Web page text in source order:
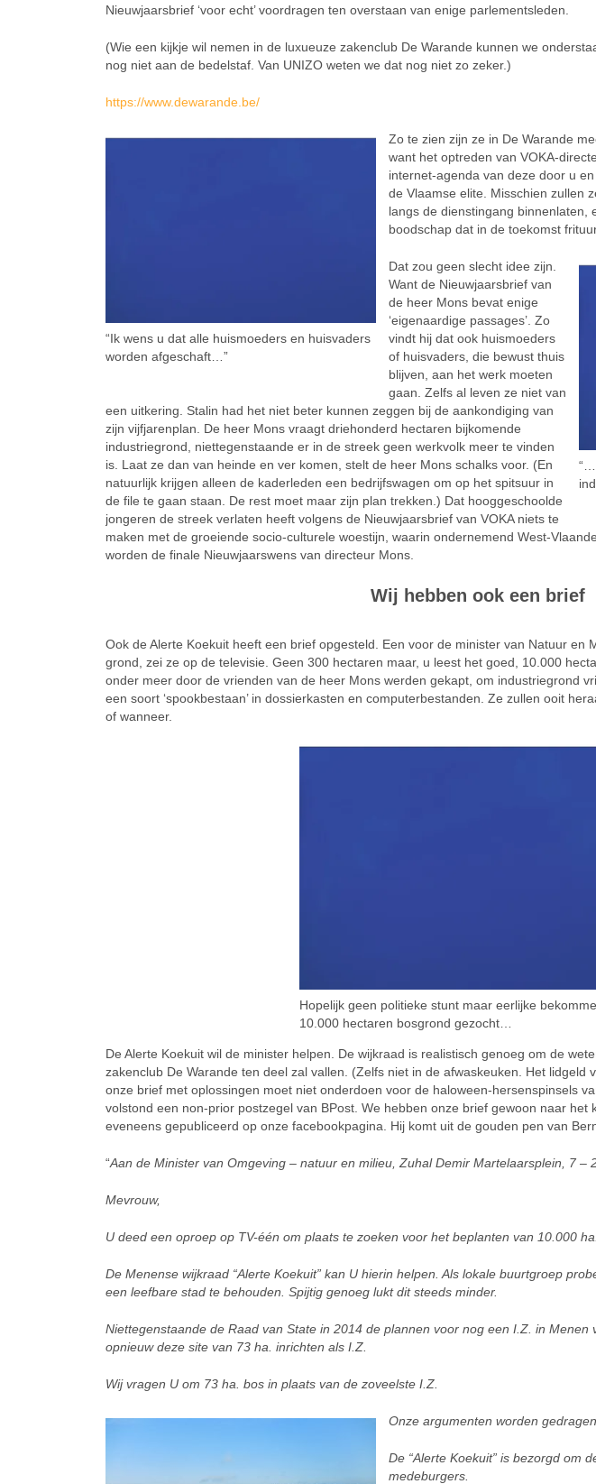
Nieuwjaarsbrief ‘voor echt’ voordragen ten overstaan van enige parlementsleden.
(Wie een kijkje wil nemen in de luxueuze zakenclub De Warande kunnen we
nog niet aan de bedelstaf. Van UNIZO weten we dat nog niet zo zeker.)
https://www.dewarande.be/
“Ik wens u dat alle huismoeders en huisvaders
worden afgeschaft…”
Zo te zien zijn ze in De Warande
want het optreden van VOKA-
internet-agenda van deze door u
de Vlaamse elite. Misschien zullen
langs de dienstingang binnenlaten,
boodschap dat in de toekomst
Dat zou geen slecht idee zijn.
Want de Nieuwjaarsbrief van
de heer Mons bevat enige
‘eigenaardige passages’. Zo
vindt hij dat ook huismoeders
of huisvaders, die bewust thuis
blijven, aan het werk moeten
gaan. Zelfs al leven ze niet van
een uitkering. Stalin had het niet beter kunnen zeggen bij de aankondiging van
zijn vijfjarenplan. De heer Mons vraagt driehonderd hectaren bijkomende
industriegrond, niettegenstaande er in de streek geen werkvolk meer te vinden
is. Laat ze dan van heinde en ver komen, stelt de heer Mons schalks voor. (En
natuurlijk krijgen alleen de kaderleden een bedrijfswagen om op het spitsuur in
de file te gaan staan. De rest moet maar zijn plan trekken.) Dat hooggeschoolde
jongeren de streek verlaten heeft volgens de Nieuwjaarsbrief van VOKA niets te
maken met de groeiende socio-culturele woestijn, waarin ondernemend West-
worden de finale Nieuwjaarswens van directeur Mons.
Wij hebben ook een brief
Ook de Alerte Koekuit heeft een brief opgesteld. Een voor de minister van Natuur en
grond, zei ze op de televisie. Geen 300 hectaren maar, u leest het goed, 10.000
onder meer door de vrienden van de heer Mons werden gekapt, om industriegrond
een soort ‘spookbestaan’ in dossierkasten en computerbestanden. Ze zullen ooit
of wanneer.
Hopelijk geen politieke stunt maar eerlijke
10.000 hectaren bosgrond gezocht…
De Alerte Koekuit wil de minister helpen. De wijkraad is realistisch genoeg om de
zakenclub De Warande ten deel zal vallen. (Zelfs niet in de afwaskeuken. Het
onze brief met oplossingen moet niet onderdoen voor de haloween-hersenspinsels
volstond een non-prior postzegel van BPost. We hebben onze brief gewoon naar het
eveneens gepubliceerd op onze facebookpagina. Hij komt uit de gouden pen van
“Aan de Minister van Omgeving – natuur en milieu, Zuhal Demir Martelaarsplein, 7 –
Mevrouw,
U deed een oproep op TV-één om plaats te zoeken voor het beplanten van 10.000
De Menense wijkraad “Alerte Koekuit” kan U hierin helpen. Als lokale buurtgroep
een leefbare stad te behouden. Spijtig genoeg lukt dit steeds minder.
Niettegenstaande de Raad van State in 2014 de plannen voor nog een I.Z. in
opnieuw deze site van 73 ha. inrichten als I.Z.
Wij vragen U om 73 ha. bos in plaats van de zoveelste I.Z.
Onze argumenten worden
De “Alerte Koekuit” is bezorgd om
medeburgers.